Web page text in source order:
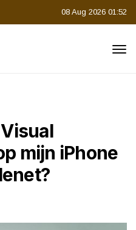
08 Aug 2026 01:52
mijn iPhone